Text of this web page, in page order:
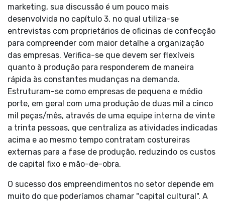
marketing, sua discussão é um pouco mais
desenvolvida no capítulo 3, no qual utiliza-se
entrevistas com proprietários de oficinas de confecção
para compreender com maior detalhe a organização
das empresas. Verifica-se que devem ser flexíveis
quanto à produção para responderem de maneira
rápida às constantes mudanças na demanda.
Estruturam-se como empresas de pequena e médio
porte, em geral com uma produção de duas mil a cinco
mil peças/mês, através de uma equipe interna de vinte
a trinta pessoas, que centraliza as atividades indicadas
acima e ao mesmo tempo contratam costureiras
externas para a fase de produção, reduzindo os custos
de capital fixo e mão-de-obra.
O sucesso dos empreendimentos no setor depende em
muito do que poderíamos chamar "capital cultural". A